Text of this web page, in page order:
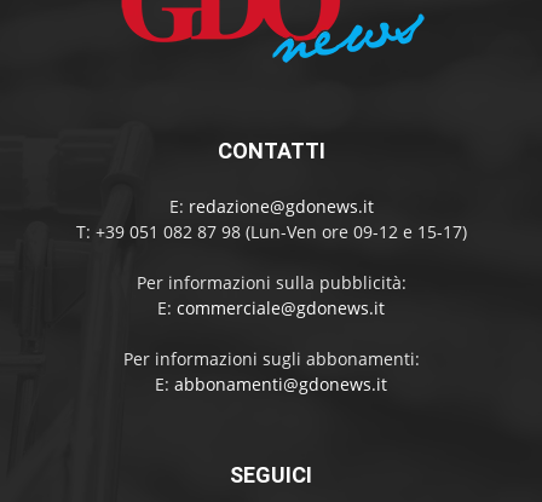
CONTATTI
E: redazione@gdonews.it
T: +39 051 082 87 98 (Lun-Ven ore 09-12 e 15-17)
Per informazioni sulla pubblicità:
E: commerciale@gdonews.it
Per informazioni sugli abbonamenti:
E: abbonamenti@gdonews.it
SEGUICI